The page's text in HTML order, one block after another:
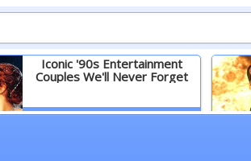
Iconic '90s Entertainment
Couples We'll Never Forget
Детальніше